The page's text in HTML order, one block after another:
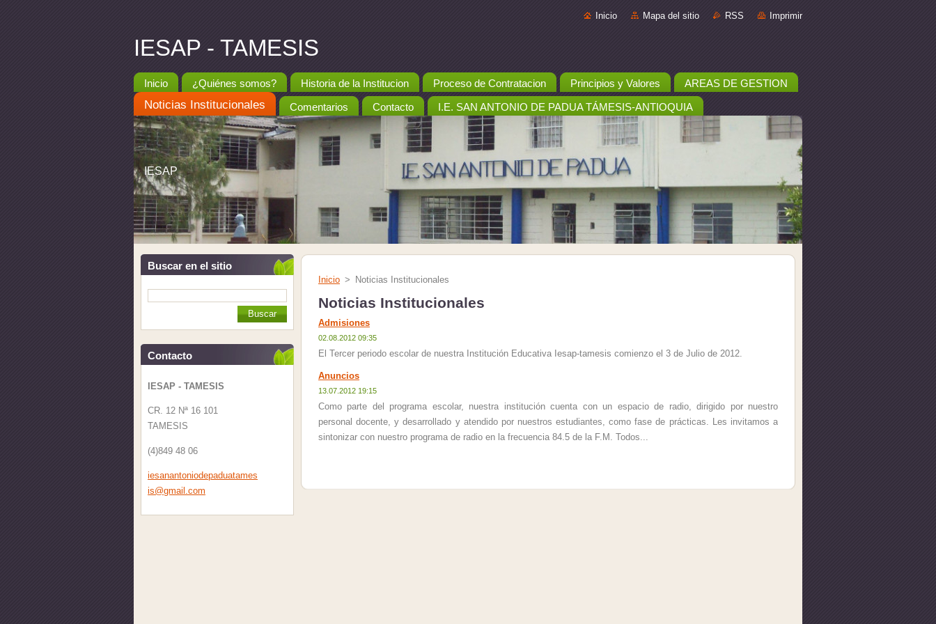
Inicio Mapa del sitio RSS Imprimir
IESAP - TAMESIS
Inicio ¿Quiénes somos? Historia de la Institucion Proceso de Contratacion Principios y Valores AREAS DE GESTION
Noticias Institucionales Comentarios Contacto I.E. SAN ANTONIO DE PADUA TÁMESIS-ANTIOQUIA
IESAP
Buscar en el sitio
Contacto
IESAP - TAMESIS
CR. 12 Nª 16 101
TAMESIS
(4)849 48 06
iesanantoniodepaduatames
is@gmail .com
Inicio > Noticias Institucionales
Noticias Institucionales
Admisiones
02.08.2012 09:35
El Tercer periodo escolar de nuestra Institución Educativa Iesap-tamesis comienzo el 3 de Julio de 2012.
Anuncios
13.07.2012 19:15
Como parte del programa escolar, nuestra institución cuenta con un espacio de radio, dirigido por nuestro
personal docente, y desarrollado y atendido por nuestros estudiantes, como fase de prácticas. Les invitamos a
sintonizar con nuestro programa de radio en la frecuencia 84.5 de la F.M. Todos...